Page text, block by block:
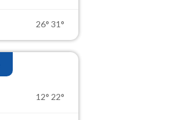
26° 31°
12° 22°